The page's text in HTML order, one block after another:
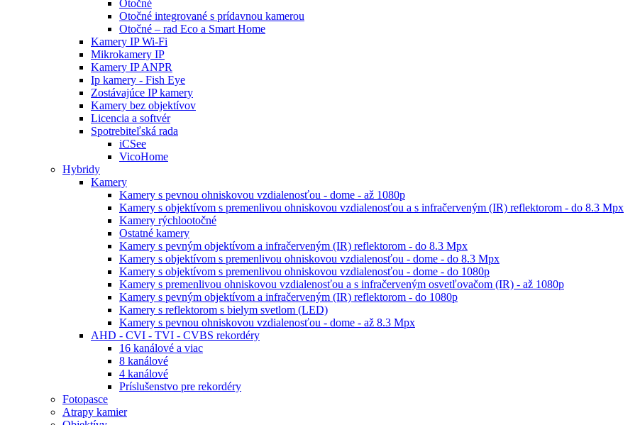
Otočné
Otočné integrované s prídavnou kamerou
Otočné – rad Eco a Smart Home
Kamery IP Wi-Fi
Mikrokamery IP
Kamery IP ANPR
Ip kamery - Fish Eye
Zostávajúce IP kamery
Kamery bez objektívov
Licencia a softvér
Spotrebiteľská rada
iCSee
VicoHome
Hybridy
Kamery
Kamery s pevnou ohniskovou vzdialenosťou - dome - až 1080p
Kamery s objektívom s premenlivou ohniskovou vzdialenosťou a s infračerveným (IR) reflektorom - do 8.3 Mpx
Kamery rýchlootočné
Ostatné kamery
Kamery s pevným objektívom a infračerveným (IR) reflektorom - do 8.3 Mpx
Kamery s objektívom s premenlivou ohniskovou vzdialenosťou - dome - do 8.3 Mpx
Kamery s objektívom s premenlivou ohniskovou vzdialenosťou - dome - do 1080p
Kamery s premenlivou ohniskovou vzdialenosťou a s infračerveným osvetľovačom (IR) - až 1080p
Kamery s pevným objektívom a infračerveným (IR) reflektorom - do 1080p
Kamery s reflektorom s bielym svetlom (LED)
Kamery s pevnou ohniskovou vzdialenosťou - dome - až 8.3 Mpx
AHD - CVI - TVI - CVBS rekordéry
16 kanálové a viac
8 kanálové
4 kanálové
Príslušenstvo pre rekordéry
Fotopasce
Atrapy kamier